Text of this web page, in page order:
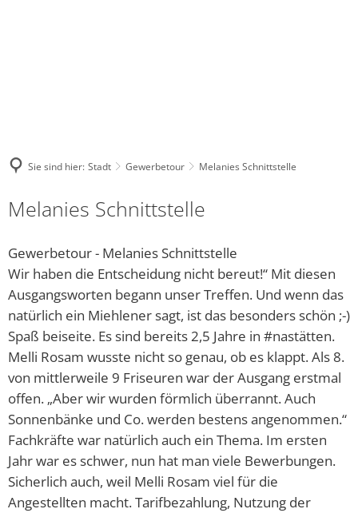
Friedhof
Gewerbetour
Bürgerservice online - Satzungen,
Grillhütte Hungerschied
Evangelische Gemeindebücherei
Veranstaltungen
Unsere Bienenhoheiten
Waldschwimmbad
Vielfalt Rhein-Lahn-Limes
Blaumachen
Soziale Einrichtungen
Freies WLAN
Jugendhaus Hahnenmühle
Vereine
Abfallkalender
Nastätten-App
Sie sind hier: Stadt Gewerbetour Melanies Schnittstelle
Melanies Schnittstelle
Gewerbetour - Melanies Schnittstelle
Wir haben die Entscheidung nicht bereut!“ Mit diesen
Ausgangsworten begann unser Treffen. Und wenn das
natürlich ein Miehlener sagt, ist das besonders schön ;-)
Spaß beiseite. Es sind bereits 2,5 Jahre in #nastätten.
Melli Rosam wusste nicht so genau, ob es klappt. Als 8.
von mittlerweile 9 Friseuren war der Ausgang erstmal
offen. „Aber wir wurden förmlich überrannt. Auch
Sonnenbänke und Co. werden bestens angenommen.“
Fachkräfte war natürlich auch ein Thema. Im ersten
Jahr war es schwer, nun hat man viele Bewerbungen.
Sicherlich auch, weil Melli Rosam viel für die
Angestellten macht. Tarifbezahlung, Nutzung der